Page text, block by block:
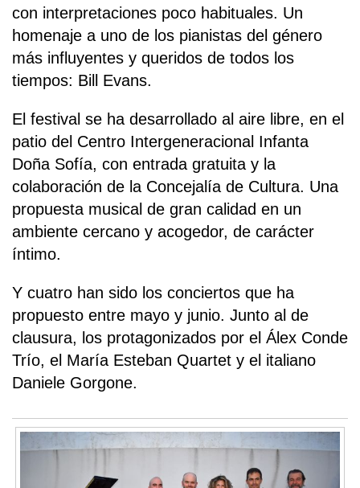
con interpretaciones poco habituales. Un
homenaje a uno de los pianistas del género
más influyentes y queridos de todos los
tiempos: Bill Evans.
El festival se ha desarrollado al aire libre, en el
patio del Centro Intergeneracional Infanta
Doña Sofía, con entrada gratuita y la
colaboración de la Concejalía de Cultura. Una
propuesta musical de gran calidad en un
ambiente cercano y acogedor, de carácter
íntimo.
Y cuatro han sido los conciertos que ha
propuesto entre mayo y junio. Junto al de
clausura, los protagonizados por el Álex Conde
Trío, el María Esteban Quartet y el italiano
Daniele Gorgone.